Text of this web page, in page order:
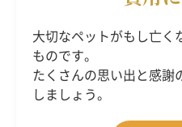
大切なペットがもし亡く
ものです。
たくさんの思い出と感謝
しましょう。